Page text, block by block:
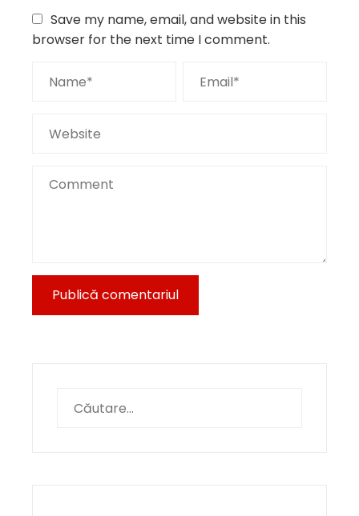
Save my name, email, and website in this
browser for the next time I comment.
după: